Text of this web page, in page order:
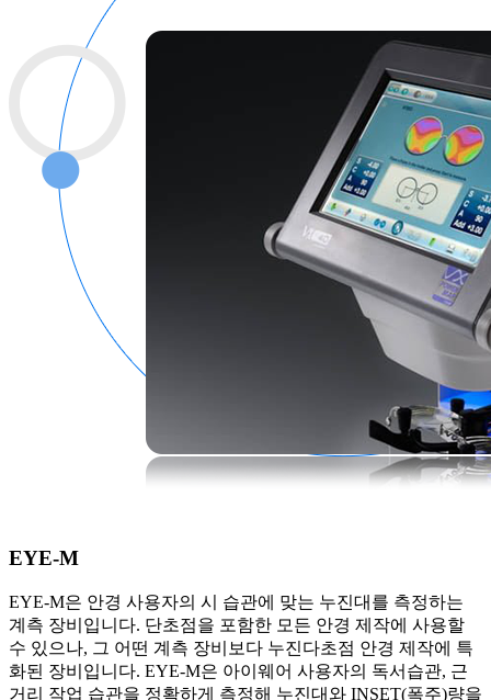
EYE-M
EYE-M은 안경 사용자의 시 습관에 맞는 누진대를 측정하는
계측 장비입니다. 단초점을 포함한 모든 안경 제작에 사용할
수 있으나, 그 어떤 계측 장비보다 누진다초점 안경 제작에 특
화된 장비입니다. EYE-M은 아이웨어 사용자의 독서습관, 근
거리 작업 습관을 정확하게 측정해 누진대와 INSET(폭주)량을